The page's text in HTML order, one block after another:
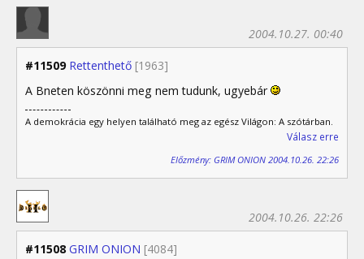
#11509 Rettenthető [1963]
2004.10.27. 00:40
A Bneten köszönni meg nem tudunk, ugyebár
A demokrácia egy helyen található meg az egész Világon: A szótárban.
Válasz erre
Előzmény: GRIM ONION 2004.10.26. 22:26
#11508 GRIM ONION [4084]
2004.10.26. 22:26